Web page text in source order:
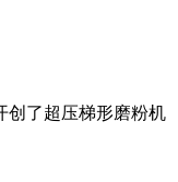
创了超压梯形磨粉机